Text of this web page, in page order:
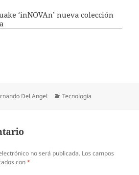
‘inNOVAn’ nueva colección
Del Angel Categorías
Tecnología
no será publicada. Los campos
con*